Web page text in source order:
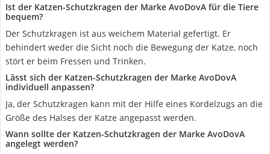
Ist der Katzen-Schutzkragen der Marke AvoDovA für die Tiere
bequem?
Der Schutzkragen ist aus weichem Material gefertigt. Er
behindert weder die Sicht noch die Bewegung der Katze, noch
stört er beim Fressen und Trinken.
Lässt sich der Katzen-Schutzkragen der Marke AvoDovA
individuell anpassen?
Ja, der Schutzkragen kann mit der Hilfe eines Kordelzugs an die
Größe des Halses der Katze angepasst werden.
Wann sollte der Katzen-Schutzkragen der Marke AvoDovA
angelegt werden?